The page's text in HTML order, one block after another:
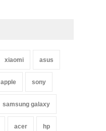
xiaomi asus
apple sony
samsung galaxy
acer hp